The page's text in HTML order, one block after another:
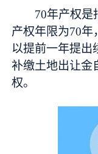
70年产权是
产权年限为70年
以提前一年提出
补缴土地出让金
权。